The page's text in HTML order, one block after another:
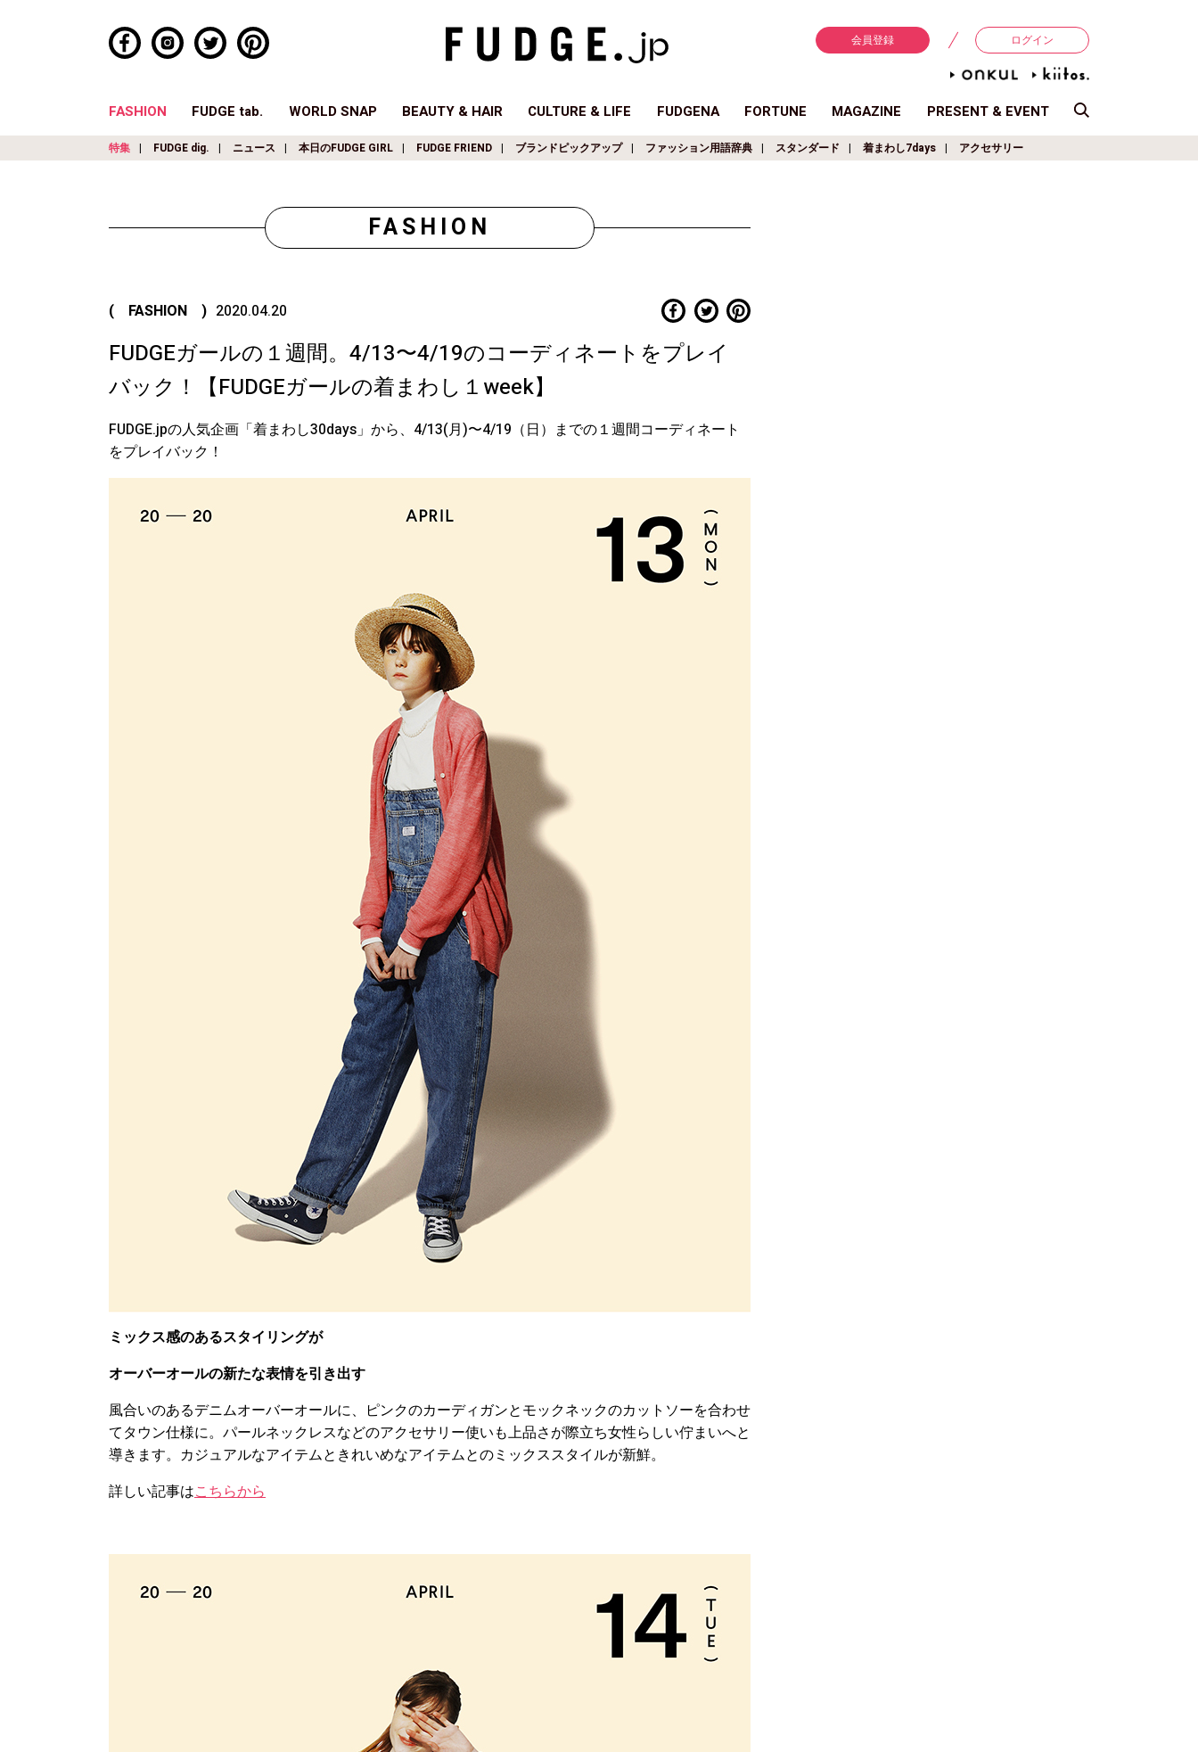
会員登録 ログイン
FASHION FUDGE tab. WORLD SNAP BEAUTY & HAIR CULTURE & LIFE FUDGENA FORTUNE MAGAZINE PRESENT & EVENT
特集 FUDGE dig. ニュース 本日のFUDGE GIRL FUDGE FRIEND ブランドピックアップ ファッション用語辞典 スタンダード 着まわし7days アクセサリー
FASHION
( FASHION ) 2020.04.20
FUDGEガールの１週間。4/13〜4/19のコーディネートをプレイ
バック！【FUDGEガールの着まわし１week】
FUDGE.jpの人気企画「着まわし30days」から、4/13(月)〜4/19（日）までの１週間コーディネート
をプレイバック！
ミックス感のあるスタイリングが
オーバーオールの新たな表情を引き出す
風合いのあるデニムオーバーオールに、ピンクのカーディガンとモックネックのカットソーを合わせ
てタウン仕様に。パールネックレスなどのアクセサリー使いも上品さが際立ち女性らしい佇まいへと
導きます。カジュアルなアイテムときれいめなアイテムとのミックススタイルが新鮮。
詳しい記事はこちらから